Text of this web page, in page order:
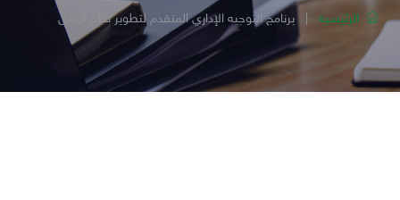
الرئيسية | برنامج التوجيه الإداري المتقدم لتطوير نظم العمل